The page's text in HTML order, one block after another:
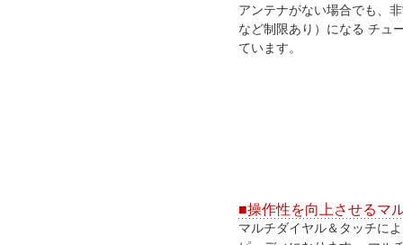
アンテナがない場合でも、
など制限あり）になる チュ
ています。
■操作性を向上させるマ
マルチダイヤル＆タッチに